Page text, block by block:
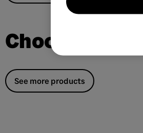
Choose your
See more products